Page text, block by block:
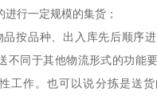
进行一定规模的集货；
品按品种、出入库先后顺序
不同于其他物流形式的功能
工作。也可以说分拣是送